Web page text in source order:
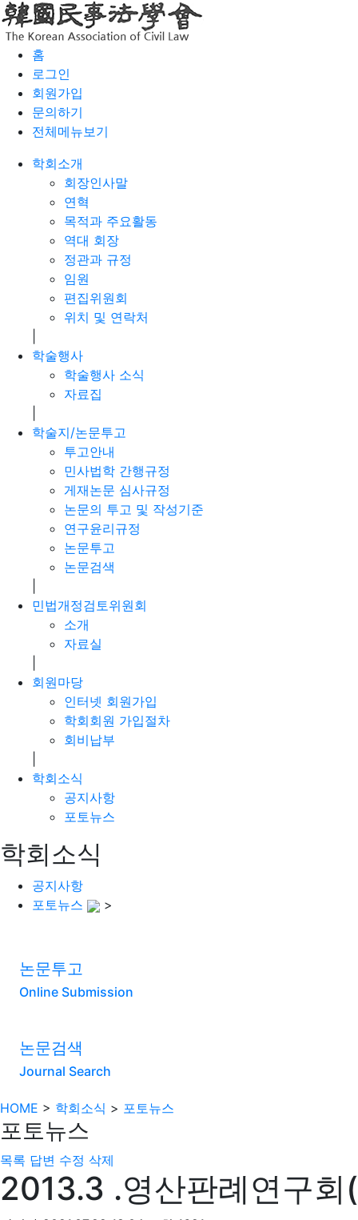
홈
로그인
회원가입
문의하기
전체메뉴보기
학회소개
회장인사말
연혁
목적과 주요활동
역대 회장
정관과 규정
임원
편집위원회
위치 및 연락처
학술행사
학술행사 소식
자료집
학술지/논문투고
투고안내
민사법학 간행규정
게재논문 심사규정
논문의 투고 및 작성기준
연구윤리규정
논문투고
논문검색
민법개정검토위원회
소개
자료실
회원마당
인터넷 회원가입
학회회원 가입절차
회비납부
학회소식
공지사항
포토뉴스
학회소식
공지사항
포토뉴스
>
논문투고
Online Submission
논문검색
Journal Search
HOME > 학회소식 > 포토뉴스
포토뉴스
목록 답변 수정 삭제
2013.3 .영산판례연구회